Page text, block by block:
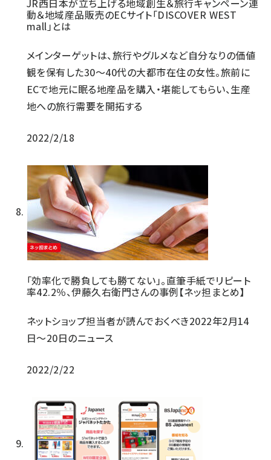
JR西日本が立ち上げる地域創生＆旅行キャンペーン連
動＆地域産品販売のECサイト「DISCOVER WEST
mall」とは
メインターゲットは、旅行やグルメなど自分なりの価値
観を保有した30～40代の大都市在住の女性。旅前に
ECで地元に眠る地産品を購入・堪能してもらい、生産
地への旅行需要を開拓する
2022/2/18
「効率化で勝負しても勝てない」。直筆手紙でリピート
率42.2％、伊藤久右衛門さんの事例【ネッ担まとめ】
ネットショップ担当者が読んでおくべき2022年2月14
日〜20日のニュース
2022/2/22